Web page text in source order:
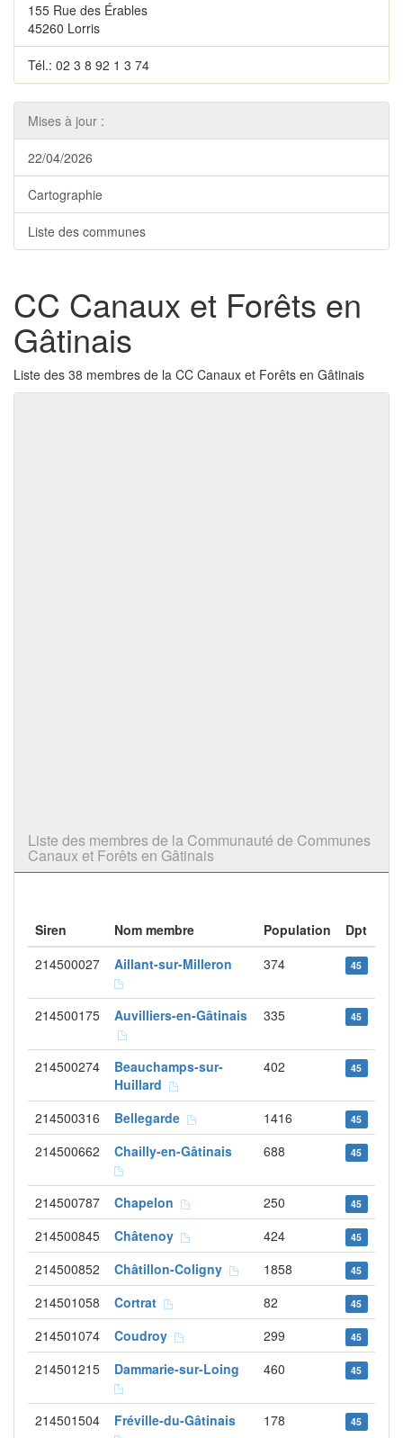
155 Rue des Érables
45260 Lorris
Tél.: 02 3 8 92 1 3 74
Mises à jour :
22/04/2026
Cartographie
Liste des communes
CC Canaux et Forêts en
Gâtinais
Liste des 38 membres de la CC Canaux et Forêts en Gâtinais
Liste des membres de la Communauté de Communes
Canaux et Forêts en Gâtinais
Siren Nom membre Population
Dpt
214500027
Aillant-sur-Milleron 374 45
214500175 Auvilliers-en-Gâtinais 335 45
214500274
Beauchamps-sur-
Huillard
402 45
214500316 Bellegarde 1416 45
214500662 Chailly-en-Gâtinais 688 45
214500787 Chapelon 250 45
214500845 Châtenoy 424 45
214500852 Châtillon-Coligny 1858 45
214501058 Cortrat 82 45
214501074 Coudroy 299 45
214501215 Dammarie-sur-Loing 460 45
214501504 Fréville-du-Gâtinais 178 45